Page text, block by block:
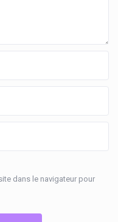
dans le navigateur pour